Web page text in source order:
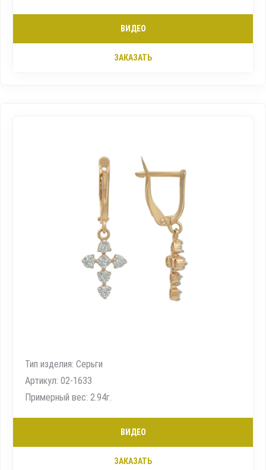
ВИДЕО
ЗАКАЗАТЬ
Тип изделия: Серьги
Артикул: 02-1633
Примерный вес: 2.94г.
ВИДЕО
ЗАКАЗАТЬ